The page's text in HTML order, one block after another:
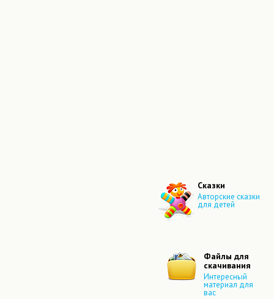
Сказки
Авторские сказки
для детей
Файлы для
скачивания
Интересный
материал для
вас